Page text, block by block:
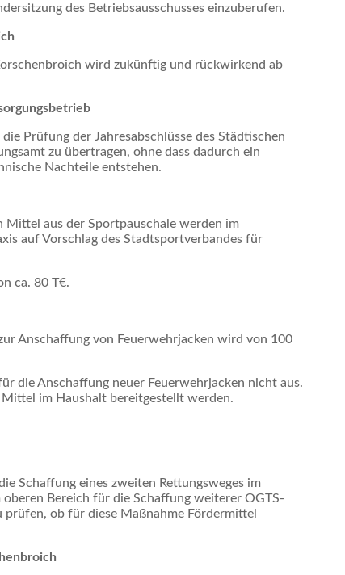
des Betriebsausschusses einzuberufen.
wird zukünftig und rückwirkend ab
Prüfung der Jahresabschlüsse des Städtischen
zu übertragen, ohne dass dadurch ein
Nachteile entstehen.
Mittel aus der Sportpauschale werden im
auf Vorschlag des Stadtsportverbandes für
ca. 80 T€.
Anschaffung von Feuerwehrjacken wird von 100
die Anschaffung neuer Feuerwehrjacken nicht aus.
im Haushalt bereitgestellt werden.
Schaffung eines zweiten Rettungsweges im
Bereich für die Schaffung weiterer OGTS-
prüfen, ob für diese Maßnahme Fördermittel